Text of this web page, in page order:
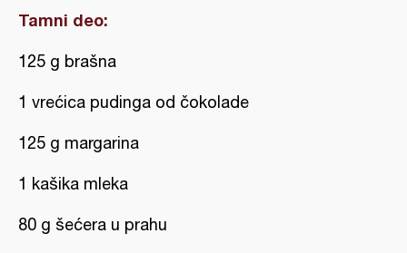
Tamni deo:
125 g brašna
1 vrećica pudinga od čokolade
125 g margarina
1 kašika mleka
80 g šećera u prahu